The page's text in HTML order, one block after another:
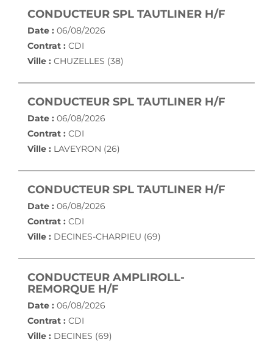
CONDUCTEUR SPL TAUTLINER H/F
Date : 06/08/2026
Contrat : CDI
Ville : CHUZELLES (38)
CONDUCTEUR SPL TAUTLINER H/F
Date : 06/08/2026
Contrat : CDI
Ville : LAVEYRON (26)
CONDUCTEUR SPL TAUTLINER H/F
Date : 06/08/2026
Contrat : CDI
Ville : DECINES-CHARPIEU (69)
CONDUCTEUR AMPLIROLL-
REMORQUE H/F
Date : 06/08/2026
Contrat : CDI
Ville : DECINES (69)